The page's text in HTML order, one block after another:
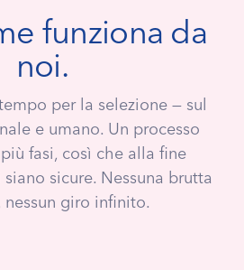
funziona da
noi.
per la selezione — sul
e umano. Un processo
fasi, così che alla fine
sicure. Nessuna brutta
nessun giro infinito.